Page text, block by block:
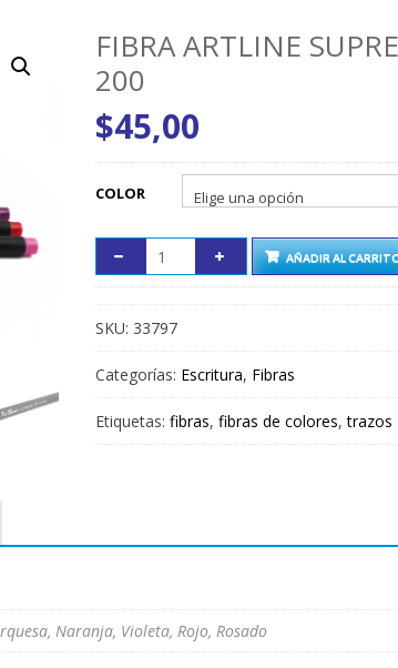
FIBRA ARTLINE
200
$45,00
COLOR
AÑADIR AL
SKU: 33797
Categorías: Escritura, Fibras
Etiquetas: fibras, fibras de colores,trazos
Naranja, Violeta, Rojo, Rosado